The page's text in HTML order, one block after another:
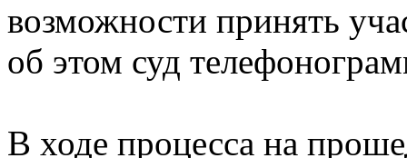
возможности принять
об этом суд
В ходе процесса на